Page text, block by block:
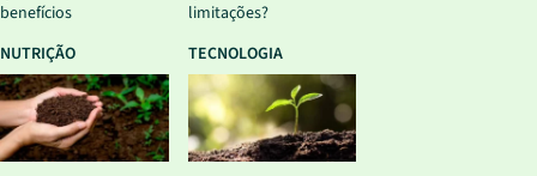
benefícios
limitações?
NUTRIÇÃO
TECNOLOGIA